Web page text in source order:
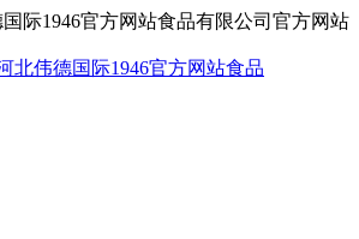
际1946官方网站食品有限公司官方网站